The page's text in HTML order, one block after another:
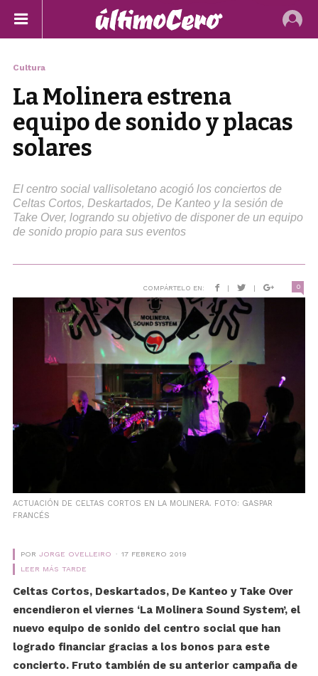
Cultura
La Molinera estrena
equipo de sonido y placas
solares
El centro social vallisoletano acogió los conciertos de
Celtas Cortos, Deskartados, De Kanteo y la sesión de
Take Over, logrando su objetivo de disponer de un equipo
de sonido propio para sus eventos
COMPÁRTELO EN: | | 0
ACTUACIÓN DE CELTAS CORTOS EN LA MOLINERA. FOTO: GASPAR
FRANCÉS
POR JORGE OVELLEIRO
17 FEBRERO 2019
LEER MÁS TARDE
Celtas Cortos, Deskartados, De Kanteo y Take Over
encendieron el viernes ‘La Molinera Sound System’, el
nuevo equipo de sonido del centro social que han
logrado financiar gracias a los bonos para este
concierto. Fruto también de su anterior campaña de